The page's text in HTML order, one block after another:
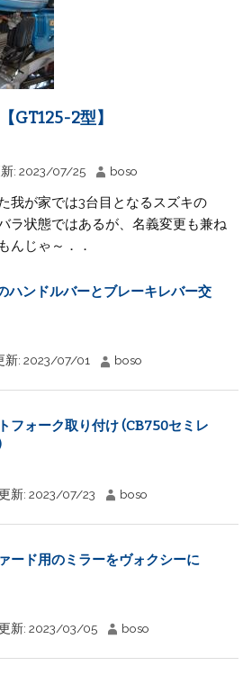
GT125-2型】
: 2023/07/25 boso
我が家では3台目となるスズキの
ラ状態ではあるが、名義変更も兼ね
んじゃ～．．
ハンドルバーとブレーキレバー交
新: 2023/07/01 boso
フォーク取り付け (CB750セミレ
新: 2023/07/23 boso
ード用のミラーをヴォクシーに
新: 2023/03/05 boso